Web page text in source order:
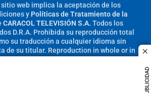
PUBLICIDAD
sitio web implica la aceptación de los
y Políticas de Tratamiento de la
CARACOL TELEVISIÓN S.A. Todos los
D.R.A. Prohibida su reproducción total
su traducción a cualquier idioma sin
de su titular. Reproduction in whole or in